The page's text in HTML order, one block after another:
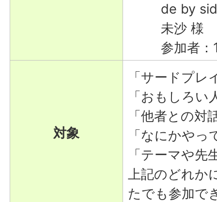
de by
未沙 様
参加者：
対象
「サードプ
「おもしろ
「他者との対
「なにかや
「テーマや先
上記のどれか
たでも参加で